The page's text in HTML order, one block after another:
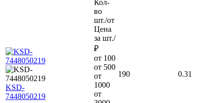
KSD-
7448050219
Кол-
во
шт./от
Цена
за шт./
₽
от 100
от 500
от
1000
от
190 0.31